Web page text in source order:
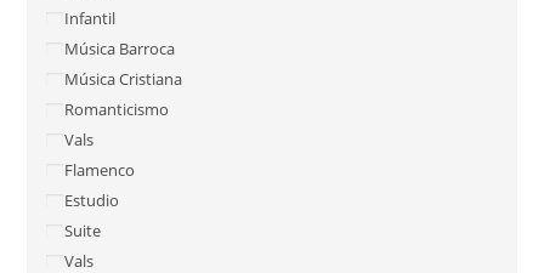
Infantil
Música Barroca
Música Cristiana
Romanticismo
Vals
Flamenco
Estudio
Suite
Vals